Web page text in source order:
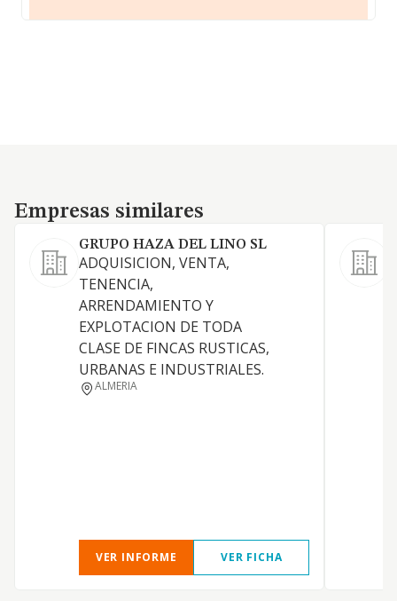
Empresas similares
Empresas similares
GRUPO HAZA DEL LINO SL
ADQUISICION, VENTA,
TENENCIA,
ARRENDAMIENTO Y
EXPLOTACION DE TODA
CLASE DE FINCAS RUSTICAS,
URBANAS E INDUSTRIALES.
ALMERIA
VER INFORME VER FICHA